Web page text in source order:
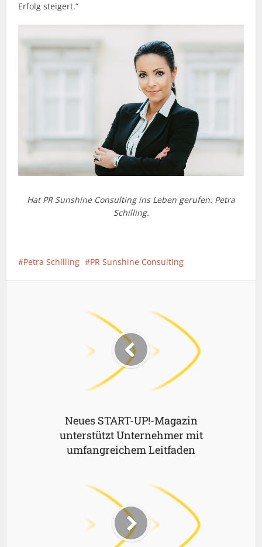
Erfolg steigert.“
Hat PR Sunshine Consulting ins Leben gerufen: Petra
Schilling.
Petra Schilling PR Sunshine Consulting
Neues START-UP!-Magazin
unterstützt Unternehmer mit
umfangreichem Leitfaden